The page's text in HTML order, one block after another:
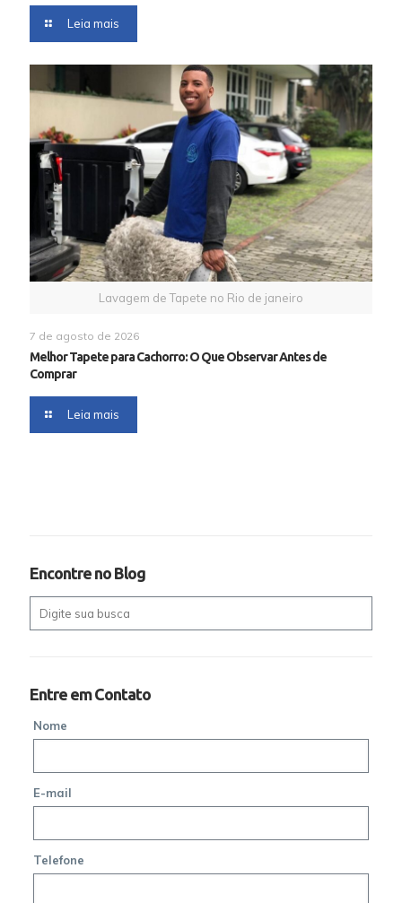
Leia mais
Lavagem de Tapete no Rio de janeiro
7 de agosto de 2026
Melhor Tapete para Cachorro: O Que Observar Antes de
Comprar
Leia mais
Encontre no Blog
Entre em Contato
Nome
E-mail
Telefone